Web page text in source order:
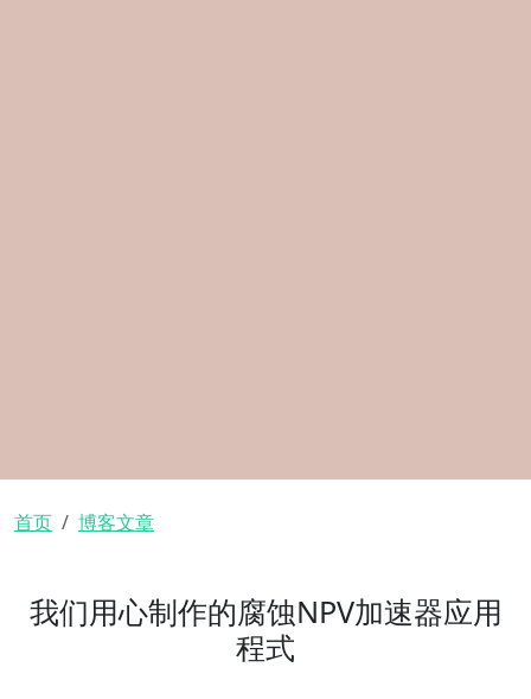
面包屑
首页 博客文章
我们用心制作的腐蚀NPV加速器应用
程式